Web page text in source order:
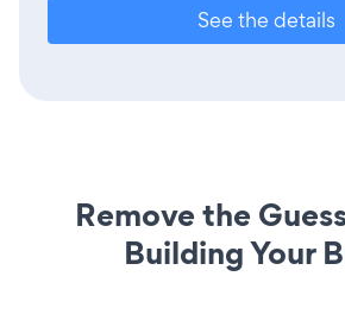
See the details
Remove the
Building Your